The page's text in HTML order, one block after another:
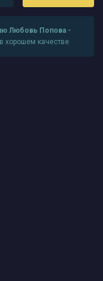
Любовь Попова -
хорошем качестве